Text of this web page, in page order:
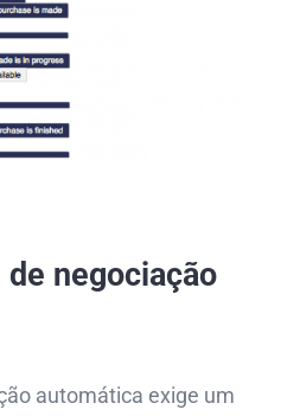
negociação
automática exige um